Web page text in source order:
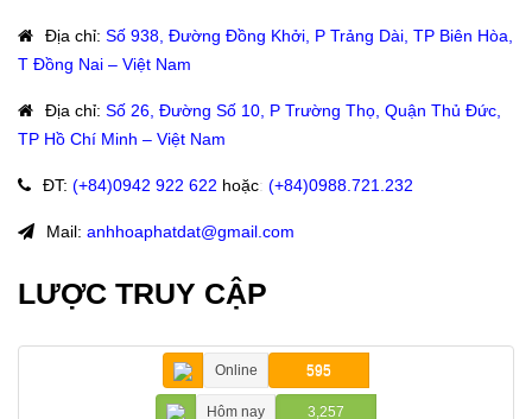
Địa chỉ: Số 938, Đường Đồng Khởi, P Trảng Dài, TP Biên Hòa,
T Đồng Nai – Việt Nam
Địa chỉ: Số 26, Đường Số 10, P Trường Thọ, Quận Thủ Đức,
TP Hồ Chí Minh – Việt Nam
ĐT: (+84)0942 922 622 hoặc: (+84)0988.721.232
Mail: anhhoaphatdat@gmail.com
LƯỢC TRUY CẬP
Online 595
Hôm nay 3,257